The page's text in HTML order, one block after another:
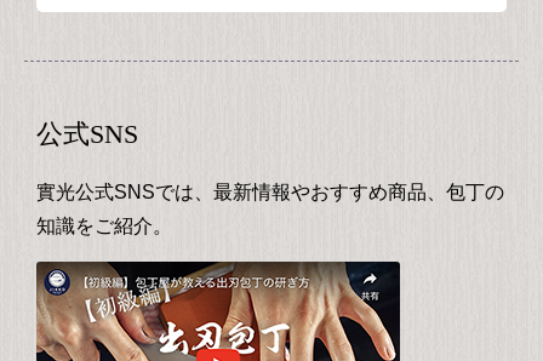
公式SNS
實光公式SNSでは、最新情報やおすすめ商品、包丁の
知識をご紹介。